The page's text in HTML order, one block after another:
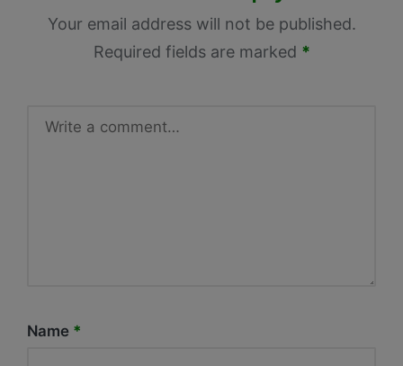
Your email address will not be published.
Required fields are marked *
Name *